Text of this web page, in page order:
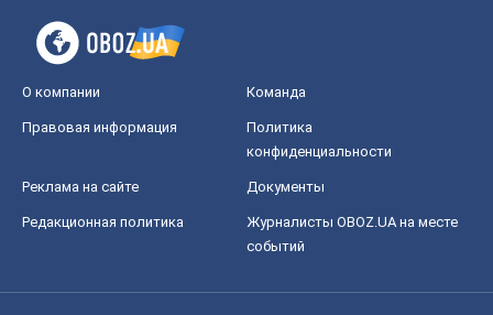
О компании Команда
Правовая информация
Политика
конфиденциальности
Реклама на сайте Документы
Редакционная политика
Журналисты OBOZ.UA на месте
событий